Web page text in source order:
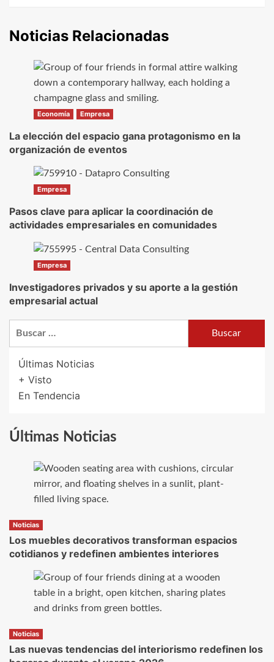
Noticias Relacionadas
Economía Empresa
La elección del espacio gana protagonismo en la
organización de eventos
Empresa
Pasos clave para aplicar la coordinación de
actividades empresariales en comunidades
Empresa
Investigadores privados y su aporte a la gestión
empresarial actual
Últimas Noticias
+ Visto
En Tendencia
Últimas Noticias
Noticias
Los muebles decorativos transforman espacios
cotidianos y redefinen ambientes interiores
Noticias
Las nuevas tendencias del interiorismo redefinen los